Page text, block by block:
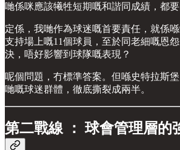
哋係咪應該犧牲短期嘅和諧同成績，都
定係，我哋作為球迷嘅首要責任，就係
支持場上嘅11個球員，至於同老細嘅恩
決，唔好影響到球隊嘅表現？
呢個問題，冇標準答案。但喺史特拉斯
哋嘅球迷群體，徹底撕裂成兩半。
第二戰線 ： 球會管理層的